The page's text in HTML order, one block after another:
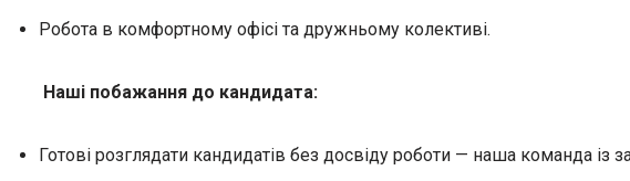
Робота в комфортному офісі та дружньому колективі.
Наші побажання до кандидата:
Готові розглядати кандидатів без досвіду роботи — наша команда